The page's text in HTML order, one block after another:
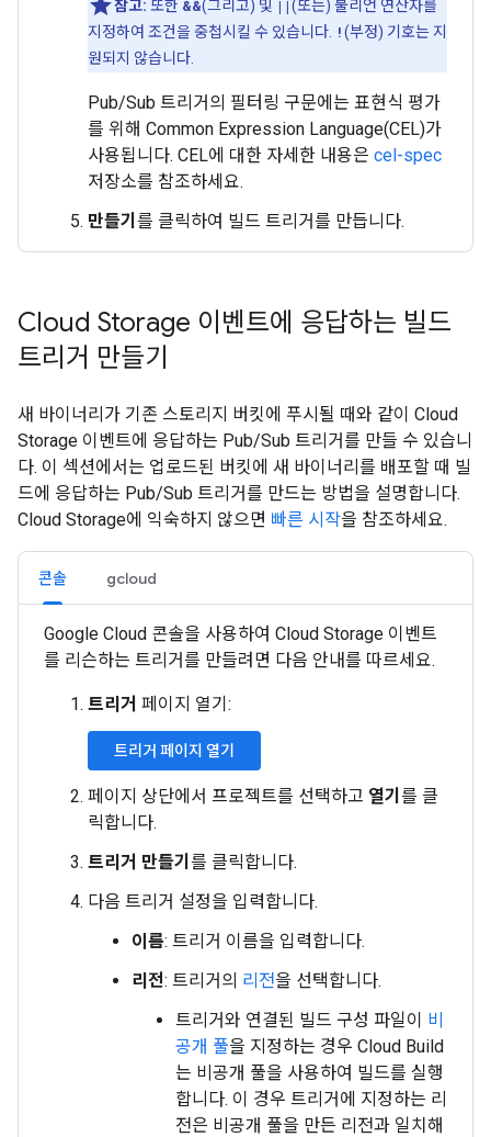
참고: 또한 &&(그리고) 및 ||(또는) 불리언 연산자를
지정하여 조건을 중첩시킬 수 있습니다. !(부정) 기호는 지
원되지 않습니다.
Pub/Sub 트리거의 필터링 구문에는 표현식 평가
를 위해 Common Expression Language(CEL)가
사용됩니다. CEL에 대한 자세한 내용은 cel-spec
저장소를 참조하세요.
만들기 를 클릭하여 빌드 트리거를 만듭니다.
Cloud Storage 이벤트에 응답하는 빌드
트리거 만들기
새 바이너리가 기존 스토리지 버킷에 푸시될 때와 같이 Cloud
Storage 이벤트에 응답하는 Pub/Sub 트리거를 만들 수 있습니
다. 이 섹션에서는 업로드된 버킷에 새 바이너리를 배포할 때 빌
드에 응답하는 Pub/Sub 트리거를 만드는 방법을 설명합니다.
Cloud Storage에 익숙하지 않으면 빠른 시작을 참조하세요.
콘솔 gcloud
Google Cloud 콘솔을 사용하여 Cloud Storage 이벤트
를 리슨하는 트리거를 만들려면 다음 안내를 따르세요.
트리거 페이지 열기:
트리거 페이지 열기
페이지 상단에서 프로젝트를 선택하고 열기 를 클
릭합니다.
트리거 만들기 를 클릭합니다.
다음 트리거 설정을 입력합니다.
이름: 트리거 이름을 입력합니다.
리전: 트리거의 리전을 선택합니다.
트리거와 연결된 빌드 구성 파일이 비
공개 풀을 지정하는 경우 Cloud Build
는 비공개 풀을 사용하여 빌드를 실행
합니다. 이 경우 트리거에 지정하는 리
전은 비공개 풀을 만든 리전과 일치해